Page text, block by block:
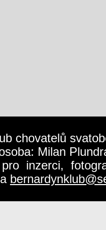
chovatelů
Milan
pro inzerci,